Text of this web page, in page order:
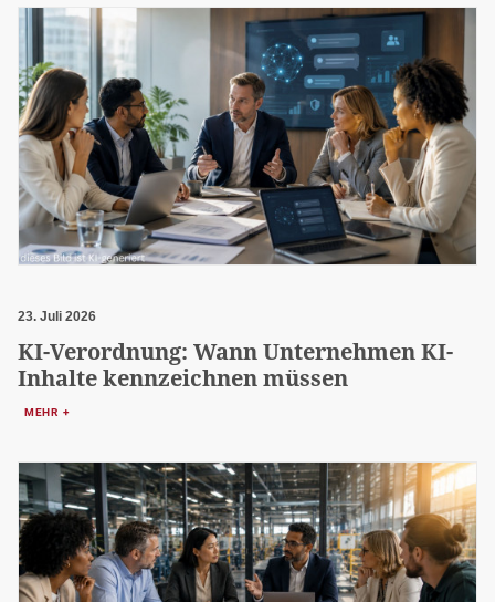
23. Juli 2026
KI-Verordnung: Wann Unternehmen KI-
Inhalte kennzeichnen müssen
MEHR +